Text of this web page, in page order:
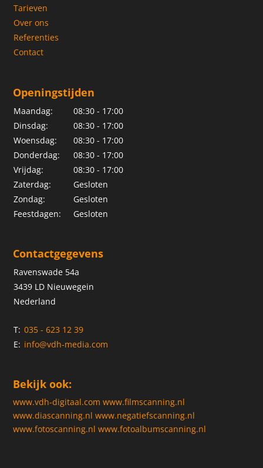
Tarieven
Over ons
Referenties
Contact
Openingstijden
Maandag:
08:30 - 17:00
Dinsdag:
08:30 - 17:00
Woensdag:
08:30 - 17:00
Donderdag:
08:30 - 17:00
Vrijdag:
08:30 - 17:00
Zaterdag:
Gesloten
Zondag:
Gesloten
Feestdagen:
Gesloten
Contactgegevens
Ravenswade 54a
3439 LD Nieuwegein
Nederland
T: 035 - 623 12 39
E: info@vdh-media.com
Bekijk ook:
www.vdh-digitaal.com www.filmscanning.nl
www.diascanning.nl www.negatiefscanning.nl
www.fotoscanning.nl www.fotoalbumscanning.nl